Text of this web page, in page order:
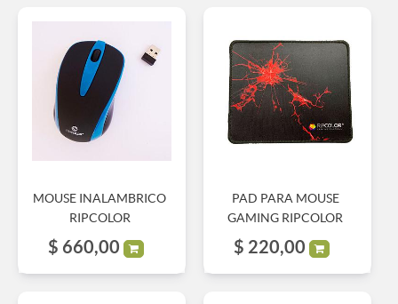
MOUSE INALAMBRICO
RIPCOLOR
$ 660,00
PAD PARA MOUSE
GAMING RIPCOLOR
$ 220,00